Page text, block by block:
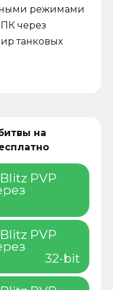
режимами
через
танковых
на
PVP
PVP
32-bit